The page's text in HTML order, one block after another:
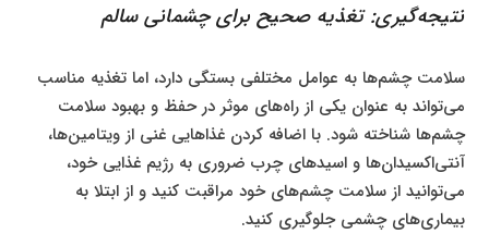
نتیجه‌گیری: تغذیه صحیح برای چشمانی سالم
سلامت چشم‌ها به عوامل مختلفی بستگی دارد، اما تغذیه مناسب
می‌تواند به عنوان یکی از راه‌های موثر در حفظ و بهبود سلامت
چشم‌ها شناخته شود. با اضافه کردن غذاهایی غنی از ویتامین‌ها،
آنتی‌اکسیدان‌ها و اسیدهای چرب ضروری به رژیم غذایی خود،
می‌توانید از سلامت چشم‌های خود مراقبت کنید و از ابتلا به
بیماری‌های چشمی جلوگیری کنید.